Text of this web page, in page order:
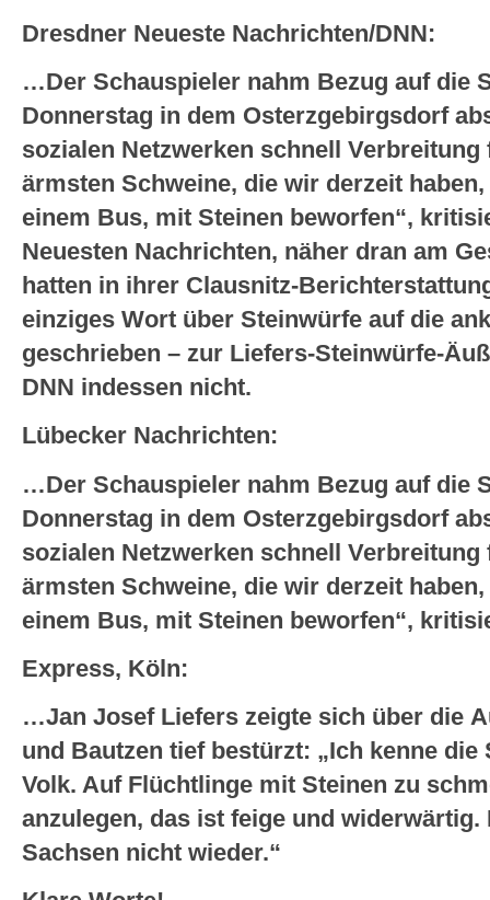
Dresdner Neueste Nachrichten/DNN:
…Der Schauspieler nahm Bezug auf die
Donnerstag in dem Osterzgebirgsdorf
sozialen Netzwerken schnell Verbreitung
ärmsten Schweine, die wir derzeit
einem Bus, mit Steinen beworfen“,
Neuesten Nachrichten, näher dran am
hatten in ihrer Clausnitz-
einziges Wort über Steinwürfe auf die
geschrieben – zur Liefers-Steinwürfe-
DNN indessen nicht.
Lübecker Nachrichten:
…Der Schauspieler nahm Bezug auf die
Donnerstag in dem Osterzgebirgsdorf
sozialen Netzwerken schnell Verbreitung
ärmsten Schweine, die wir derzeit
einem Bus, mit Steinen beworfen“,
Express, Köln:
…Jan Josef Liefers zeigte sich über die
und Bautzen tief bestürzt: „Ich kenne
Volk. Auf Flüchtlinge mit Steinen zu
anzulegen, das ist feige und widerwärtig.
Sachsen nicht wieder.“